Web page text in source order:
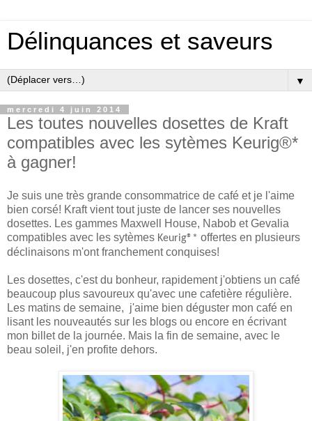
Délinquances et saveurs
▼
mercredi 4 juin 2014
Les toutes nouvelles dosettes de Kraft
compatibles avec les sytèmes Keurig®*
à gagner!
Je suis une très grande consommatrice de café et je l'aime
bien corsé! Kraft vient tout juste de lancer ses nouvelles
dosettes. Les gammes Maxwell House, Nabob et Gevalia
compatibles avec les sytèmes Keurig®* offertes en plusieurs
déclinaisons m'ont franchement conquises!
Les dosettes, c'est du bonheur, rapidement j'obtiens un café
beaucoup plus savoureux qu'avec une cafetière régulière.
Les matins de semaine, j'aime bien déguster mon café en
lisant les nouveautés sur les blogs ou encore en écrivant
mon billet de la journée. Mais la fin de semaine, avec le
beau soleil, j'en profite dehors.